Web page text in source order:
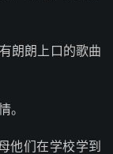
朗朗上口的歌曲
。
他们在学校学到